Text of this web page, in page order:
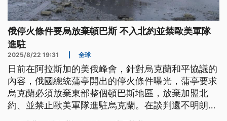
俄停火條件要烏放棄頓巴斯 不入北約並禁歐美軍隊
進駐
2025/8/22 19:31 全球
日前在阿拉斯加的美俄峰會，針對烏克蘭和平協議的
內容，俄國總統蒲亭開出的停火條件曝光，蒲亭要求
烏克蘭必須放棄東部整個頓巴斯地區，放棄加盟北
約、並禁止歐美軍隊進駐烏克蘭。在談判還不明朗之